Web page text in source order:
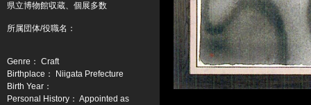
県立博物館収蔵、個展多数
所属団体/役職名：
Genre： Craft
Birthplace： Niigata Prefecture
Birth Year：
Personal History： Appointed as